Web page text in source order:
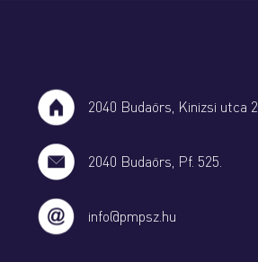
2040 Budaörs, Kinizsi utca 2.
2040 Budaörs, Pf. 525.
info@pmpsz.hu